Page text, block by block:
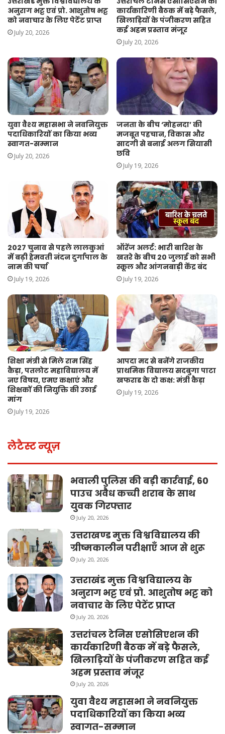
अनुराग भट्ट एवं प्रो. आशुतोष भट्ट
को नवाचार के लिए पेटेंट प्राप्त
July 20, 2026
कार्यकारिणी बैठक में बड़े फैसले,
खिलाड़ियों के पंजीकरण सहित
कई अहम प्रस्ताव मंजूर
July 20, 2026
युवा वैश्य महासभा ने नवनियुक्त
पदाधिकारियों का किया भव्य
स्वागत-सम्मान
July 20, 2026
जनता के बीच ‘मोहनदा’ की
मजबूत पहचान, विकास और
सादगी से बनाई अलग सियासी
छवि
July 19, 2026
2027 चुनाव से पहले लालकुआं
में बढ़ी हेमवती नंदन दुर्गापाल के
नाम की चर्चा
July 19, 2026
ऑरेंज अलर्ट: भारी बारिश के
खतरे के बीच 20 जुलाई को सभी
स्कूल और आंगनबाड़ी केंद्र बंद
July 19, 2026
शिक्षा मंत्री से मिले राम सिंह
कैड़ा, पतलोट महाविद्यालय में
नए विषय, एमए कक्षाएं और
शिक्षकों की नियुक्ति की उठाई
मांग
July 19, 2026
आपदा मद से बनेंगे राजकीय
प्राथमिक विद्यालय सदबुगा पाटा
खफराड के दो कक्ष: मंत्री कैड़ा
July 19, 2026
लेटैस्ट न्यूज़
भवाली पुलिस की बड़ी कार्रवाई, 60
पाउच अवैध कच्ची शराब के साथ
युवक गिरफ्तार
July 20, 2026
उत्तराखण्ड मुक्त विश्वविद्यालय की
ग्रीष्मकालीन परीक्षाएँ आज से शुरू
July 20, 2026
उत्तराखंड मुक्त विश्वविद्यालय के
अनुराग भट्ट एवं प्रो. आशुतोष भट्ट को
नवाचार के लिए पेटेंट प्राप्त
July 20, 2026
उत्तरांचल टेनिस एसोसिएशन की
कार्यकारिणी बैठक में बड़े फैसले,
खिलाड़ियों के पंजीकरण सहित कई
अहम प्रस्ताव मंजूर
July 20, 2026
युवा वैश्य महासभा ने नवनियुक्त
पदाधिकारियों का किया भव्य
स्वागत-सम्मान